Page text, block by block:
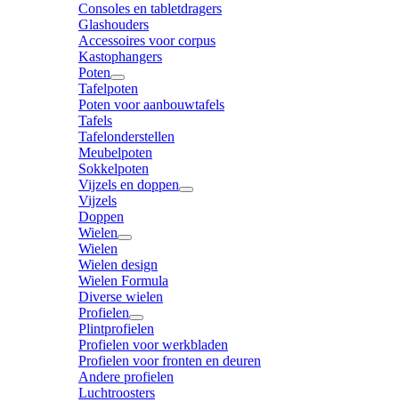
Consoles en tabletdragers
Glashouders
Accessoires voor corpus
Kastophangers
Poten
Tafelpoten
Poten voor aanbouwtafels
Tafels
Tafelonderstellen
Meubelpoten
Sokkelpoten
Vijzels en doppen
Vijzels
Doppen
Wielen
Wielen
Wielen design
Wielen Formula
Diverse wielen
Profielen
Plintprofielen
Profielen voor werkbladen
Profielen voor fronten en deuren
Andere profielen
Luchtroosters